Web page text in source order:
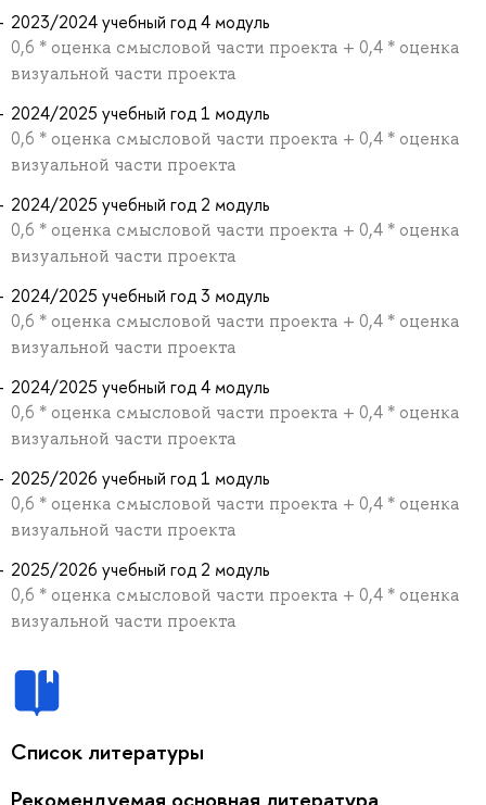
2023/2024 учебный год 4 модуль
0,6 * оценка смысловой части проекта + 0,4 * оценка
визуальной части проекта
2024/2025 учебный год 1 модуль
0,6 * оценка смысловой части проекта + 0,4 * оценка
визуальной части проекта
2024/2025 учебный год 2 модуль
0,6 * оценка смысловой части проекта + 0,4 * оценка
визуальной части проекта
2024/2025 учебный год 3 модуль
0,6 * оценка смысловой части проекта + 0,4 * оценка
визуальной части проекта
2024/2025 учебный год 4 модуль
0,6 * оценка смысловой части проекта + 0,4 * оценка
визуальной части проекта
2025/2026 учебный год 1 модуль
0,6 * оценка смысловой части проекта + 0,4 * оценка
визуальной части проекта
2025/2026 учебный год 2 модуль
0,6 * оценка смысловой части проекта + 0,4 * оценка
визуальной части проекта
Список литературы
Рекомендуемая основная литература